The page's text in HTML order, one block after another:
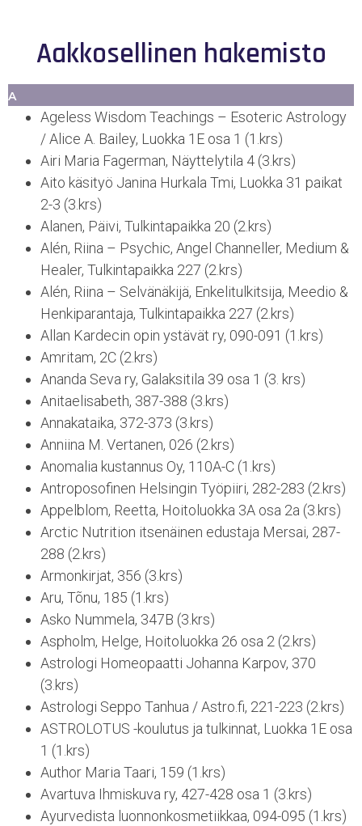
Aakkosellinen hakemisto
A
Ageless Wisdom Teachings – Esoteric Astrology
/ Alice A. Bailey, Luokka 1E osa 1 (1.krs)
Airi Maria Fagerman, Näyttelytila 4 (3.krs)
Aito käsityö Janina Hurkala Tmi, Luokka 31 paikat
2-3 (3.krs)
Alanen, Päivi, Tulkintapaikka 20 (2.krs)
Alén, Riina – Psychic, Angel Channeller, Medium &
Healer, Tulkintapaikka 227 (2.krs)
Alén, Riina – Selvänäkijä, Enkelitulkitsija, Meedio &
Henkiparantaja, Tulkintapaikka 227 (2.krs)
Allan Kardecin opin ystävät ry, 090-091 (1.krs)
Amritam, 2C (2.krs)
Ananda Seva ry, Galaksitila 39 osa 1 (3. krs)
Anitaelisabeth, 387-388 (3.krs)
Annakataika, 372-373 (3.krs)
Anniina M. Vertanen, 026 (2.krs)
Anomalia kustannus Oy, 110A-C (1.krs)
Antroposofinen Helsingin Työpiiri, 282-283 (2.krs)
Appelblom, Reetta, Hoitoluokka 3A osa 2a (3.krs)
Arctic Nutrition itsenäinen edustaja Mersai, 287-
288 (2.krs)
Armonkirjat, 356 (3.krs)
Aru, Tõnu, 185 (1.krs)
Asko Nummela, 347B (3.krs)
Aspholm, Helge, Hoitoluokka 26 osa 2 (2.krs)
Astrologi Homeopaatti Johanna Karpov, 370
(3.krs)
Astrologi Seppo Tanhua / Astro.fi, 221-223 (2.krs)
ASTROLOTUS -koulutus ja tulkinnat, Luokka 1E osa
1 (1.krs)
Author Maria Taari, 159 (1.krs)
Avartuva Ihmiskuva ry, 427-428 osa 1 (3.krs)
Ayurvedista luonnonkosmetiikkaa, 094-095 (1.krs)